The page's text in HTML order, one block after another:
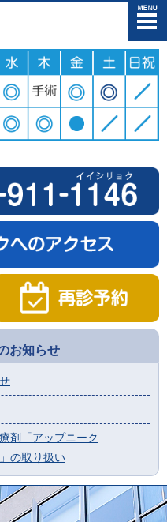
お知らせ
剤「アップニーク
の取り扱い